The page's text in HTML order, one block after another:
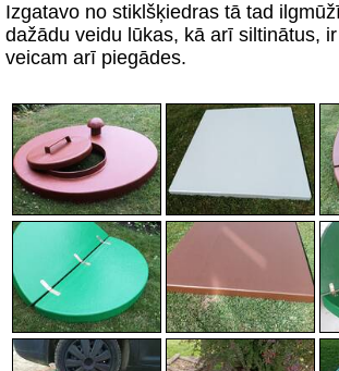
Izgatavo no stiklšķiedras tā tad
dažādu veidu lūkas, kā arī siltinātus,
veicam arī piegādes.